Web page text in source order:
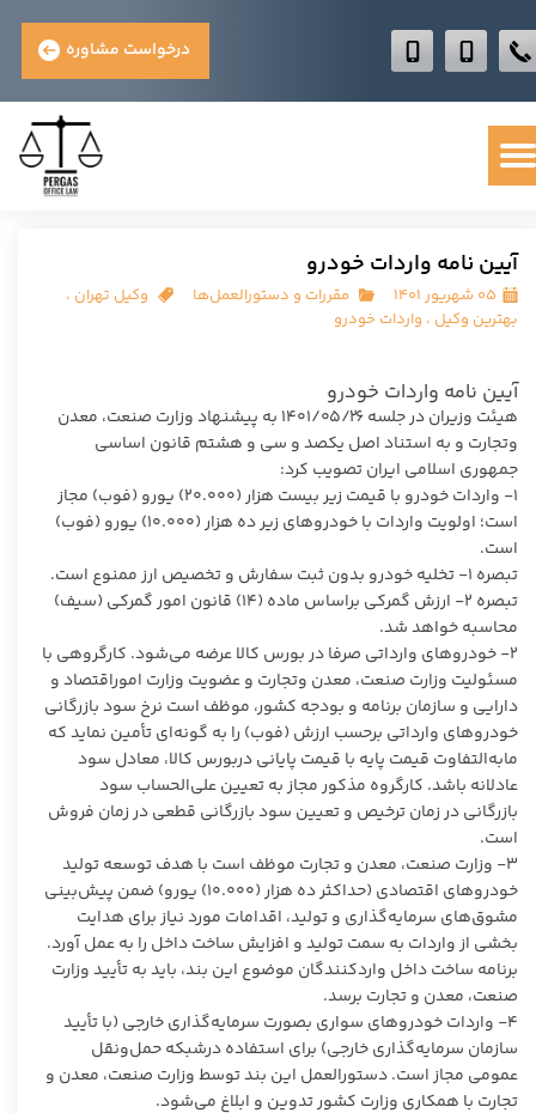
درخواست مشاوره
آیین نامه واردات خودرو
۰۵ شهریور ۱۴۰۱ مقررات و دستورالعمل‌ها وکیل تهران ،
بهترین وکیل ، واردات خودرو
آیین نامه واردات خودرو
هیئت وزیران در جلسه ۱۴۰۱/۰۵/۲۶ به پیشنهاد وزارت صنعت، معدن
وتجارت و به استناد اصل یکصد و سی و هشتم قانون اساسی
جمهوری اسلامی ایران تصویب کرد:
۱- واردات خودرو با قیمت زیر بیست هزار (۲۰.۰۰۰) یورو (فوب) مجاز
است؛ اولویت واردات با خودرو‌های زیر ده هزار (۱۰.۰۰۰) یورو (فوب)
است.
تبصره ۱- تخلیه خودرو بدون ثبت سفارش و تخصیص ارز ممنوع است.
تبصره ۲- ارزش گمرکی براساس ماده (۱۴)
قانون امور گمرکی (سیف)
محاسبه خواهد شد.
۲- خودرو‌های وارداتی صرفا در بورس کالا عرضه می‌شود. کارگروهی با
مسئولیت وزارت صنعت، معدن وتجارت و عضویت وزارت اموراقتصاد و
دارایی و سازمان برنامه و بودجه کشور، موظف است نرخ سود بازرگانی
خودرو‌های وارداتی برحسب ارزش (فوب) را به گونه‌ای تأمین نماید که
مابه‌التفاوت قیمت پایه با قیمت پایانی دربورس کالا، معادل سود
عادلانه باشد. کارگروه مذکور مجاز به تعیین علی‌الحساب سود
بازرگانی در زمان ترخیص و تعیین سود بازرگانی قطعی در زمان فروش
است.
۳- وزارت صنعت، معدن و تجارت موظف است با هدف توسعه تولید
خودرو‌های اقتصادی (حداکثر ده هزار (۱۰.۰۰۰) یورو) ضمن پیش‌بینی
مشوق‌های سرمایه‌گذاری و تولید، اقدامات مورد نیاز برای هدایت
بخشی از واردات به سمت تولید و افزایش ساخت داخل را به عمل آورد.
برنامه ساخت داخل واردکنندگان موضوع این بند، باید به تأیید وزارت
صنعت، معدن و تجارت برسد.
۴- واردات خودرو‌های سواری بصورت سرمایه‌گذاری خارجی (با تأیید
سازمان سرمایه‌گذاری خارجی) برای استفاده درشبکه حمل‌ونقل
عمومی مجاز است. دستورالعمل این بند توسط وزارت صنعت، معدن و
تجارت با همکاری وزارت کشور تدوین و ابلاغ می‌شود.